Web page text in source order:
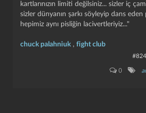
kartlarınızın limiti değilsiniz... sizler iç
sizler dünyanın şarkı söyleyip dans eden
hepimiz aynı pisliğin lacivertleriyiz..."
chuck palahniuk, fight club
0